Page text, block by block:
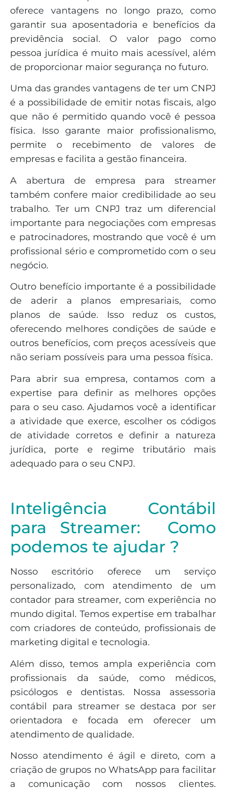
oferece vantagens no longo prazo, como
garantir sua aposentadoria e benefícios da
previdência social. O valor pago como
pessoa jurídica é muito mais acessível, além
de proporcionar maior segurança no futuro.
Uma das grandes vantagens de ter um CNPJ
é a possibilidade de emitir notas fiscais, algo
que não é permitido quando você é pessoa
física. Isso garante maior profissionalismo,
permite o recebimento de valores de
empresas e facilita a gestão financeira.
A abertura de empresa para streamer
também confere maior credibilidade ao seu
trabalho. Ter um CNPJ traz um diferencial
importante para negociações com empresas
e patrocinadores, mostrando que você é um
profissional sério e comprometido com o seu
negócio.
Outro benefício importante é a possibilidade
de aderir a planos empresariais, como
planos de saúde. Isso reduz os custos,
oferecendo melhores condições de saúde e
outros benefícios, com preços acessíveis que
não seriam possíveis para uma pessoa física.
Para abrir sua empresa, contamos com a
expertise para definir as melhores opções
para o seu caso. Ajudamos você a identificar
a atividade que exerce, escolher os códigos
de atividade corretos e definir a natureza
jurídica, porte e regime tributário mais
adequado para o seu CNPJ.
Inteligência Contábil
para Streamer:
Como
podemos te ajudar ?
Nosso escritório oferece um serviço
personalizado, com atendimento de um
contador para streamer, com experiência no
mundo digital. Temos expertise em trabalhar
com criadores de conteúdo, profissionais de
marketing digital e tecnologia.
Além disso, temos ampla experiência com
profissionais da saúde, como médicos,
psicólogos e dentistas. Nossa assessoria
contábil para streamer se destaca por ser
orientadora e focada em oferecer um
atendimento de qualidade.
Nosso atendimento é ágil e direto, com a
criação de grupos no WhatsApp para facilitar
a comunicação com nossos clientes.